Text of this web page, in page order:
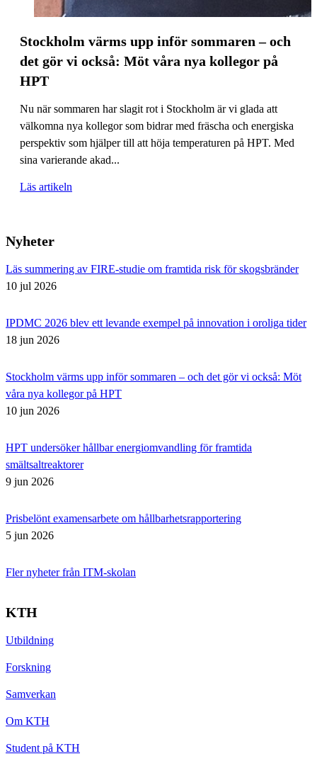
Stockholm värms upp inför sommaren – och
det gör vi också: Möt våra nya kollegor på
HPT
Nu när sommaren har slagit rot i Stockholm är vi glada att
välkomna nya kollegor som bidrar med fräscha och energiska
perspektiv som hjälper till att höja temperaturen på HPT. Med
sina varierande akad...
Läs artikeln
Nyheter
Läs summering av FIRE-studie om framtida risk för skogsbränder
10 jul 2026
IPDMC 2026 blev ett levande exempel på innovation i oroliga tider
18 jun 2026
Stockholm värms upp inför sommaren – och det gör vi också: Möt
våra nya kollegor på HPT
10 jun 2026
HPT undersöker hållbar energiomvandling för framtida
smältsaltreaktorer
9 jun 2026
Prisbelönt examensarbete om hållbarhetsrapportering
5 jun 2026
Fler nyheter från ITM-skolan
KTH
Utbildning
Forskning
Samverkan
Om KTH
Student på KTH